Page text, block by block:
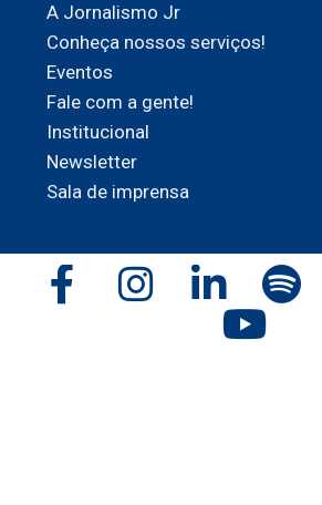
A Jornalismo Jr
Conheça nossos serviços!
Eventos
Fale com a gente!
Institucional
Newsletter
Sala de imprensa